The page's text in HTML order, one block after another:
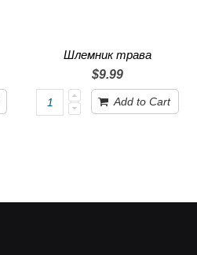
Шлемник трава
$9.99
Add to Cart